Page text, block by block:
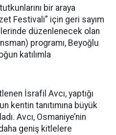
bir araya
Festivali” için geri sayım
düzenlenecek olan
programı, Beyoğlu
katılımla
İsrafil Avcı, yaptığı
kentin tanıtımına büyük
Avcı, Osmaniye’nin
geniş kitlelere